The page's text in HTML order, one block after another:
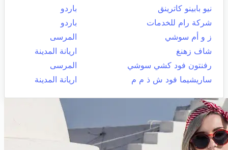
نيو بابينو كاترينق
باردو
شركة رام للخدمات
باردو
ز و أم سوشي
المرسى
شاف زهنغ
اريانة المدينة
رفنتون فود كشي سوشي
المرسى
ساريشيما فود ش ذ م م
اريانة المدينة